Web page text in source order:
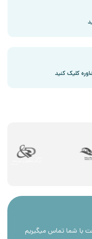
کلیک کنید
با شما تماس میگیریم